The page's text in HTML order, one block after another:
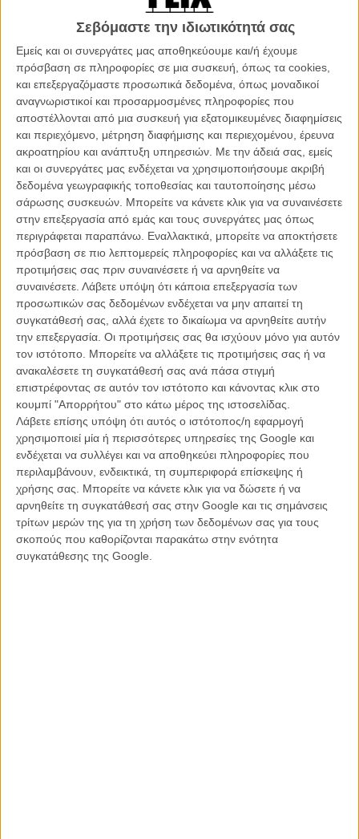
Σεβόμαστε την ιδιωτικότητά σας
Εμείς και οι συνεργάτες μας αποθηκεύουμε και/ή έχουμε
πρόσβαση σε πληροφορίες σε μια συσκευή, όπως τα cookies,
και επεξεργαζόμαστε προσωπικά δεδομένα, όπως μοναδικοί
αναγνωριστικοί και προσαρμοσμένες πληροφορίες που
αποστέλλονται από μια συσκευή για εξατομικευμένες διαφημίσεις
και περιεχόμενο, μέτρηση διαφήμισης και περιεχομένου, έρευνα
ακροατηρίου και ανάπτυξη υπηρεσιών. Με την άδειά σας, εμείς
και οι συνεργάτες μας ενδέχεται να χρησιμοποιήσουμε ακριβή
δεδομένα γεωγραφικής τοποθεσίας και ταυτοποίησης μέσω
σάρωσης συσκευών. Μπορείτε να κάνετε κλικ για να συναινέσετε
στην επεξεργασία από εμάς και τους συνεργάτες μας όπως
περιγράφεται παραπάνω. Εναλλακτικά, μπορείτε να αποκτήσετε
πρόσβαση σε πιο λεπτομερείς πληροφορίες και να αλλάξετε τις
προτιμήσεις σας πριν συναινέσετε ή να αρνηθείτε να
συναινέσετε. Λάβετε υπόψη ότι κάποια επεξεργασία των
προσωπικών σας δεδομένων ενδέχεται να μην απαιτεί τη
συγκατάθεσή σας, αλλά έχετε το δικαίωμα να αρνηθείτε αυτήν
την επεξεργασία. Οι προτιμήσεις σας θα ισχύουν μόνο για αυτόν
τον ιστότοπο. Μπορείτε να αλλάξετε τις προτιμήσεις σας ή να
ανακαλέσετε τη συγκατάθεσή σας ανά πάσα στιγμή
επιστρέφοντας σε αυτόν τον ιστότοπο και κάνοντας κλικ στο
κουμπί "Απορρήτου" στο κάτω μέρος της ιστοσελίδας.
Λάβετε επίσης υπόψη ότι αυτός ο ιστότοπος/η εφαρμογή
χρησιμοποιεί μία ή περισσότερες υπηρεσίες της Google και
ενδέχεται να συλλέγει και να αποθηκεύει πληροφορίες που
περιλαμβάνουν, ενδεικτικά, τη συμπεριφορά επίσκεψης ή
χρήσης σας. Μπορείτε να κάνετε κλικ για να δώσετε ή να
αρνηθείτε τη συγκατάθεσή σας στην Google και τις σημάνσεις
τρίτων μερών της για τη χρήση των δεδομένων σας για τους
σκοπούς που καθορίζονται παρακάτω στην ενότητα
συγκατάθεσης της Google.
Power Points
Ο Εγκερς κινηματογραφεί ένα ψυχολογικό δράμα δωματίου σε
ασπρόμαυρο, σχεδόν τετράγωνο 1.19:1 κάδρο, το οποίο
αποδεικνύεται τόσο κλειστοφοβικό και αποπροσανατολιστικό όπως
και οτιδήποτε μέσα σε αυτό, ενώ μαζί με την εντυπωσιακή
φωτογραφία του Τζάριν Μπλάσκε και τον μονοφωνικό ήχο,
προσδίδουν μια αίσθηση του εξπρεσιονιστικού τρόμου από τις
αρχές του 20ού αιώνα. Μαζί με αυτά προσθέστε και τις
συγκλονιστικές ερμηνείες των Γουίλεμ Νταφόε και Ρόμπερτ
Πάτινσον και έχετε μια κινηματογραφική εμπειρία που δεν μπορείς
εύκολα να ξεχάσεις.